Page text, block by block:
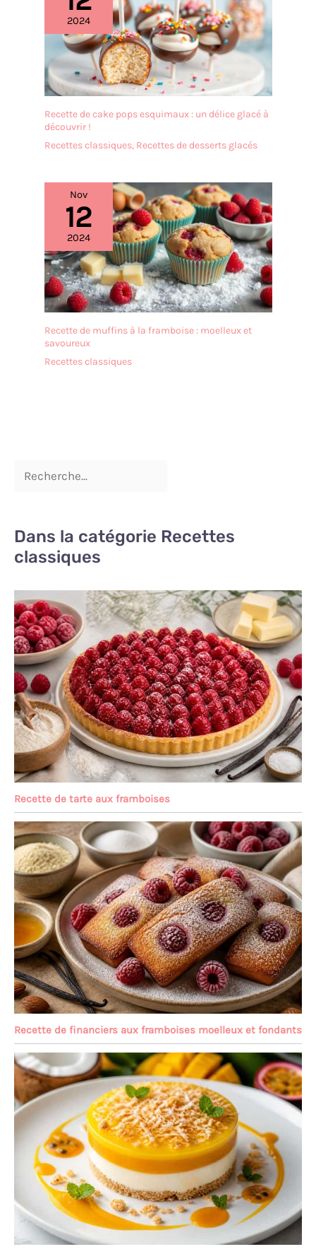
dîners de famille ou le thé
de l'après-midi
des bactéries Largement
utilisé : les robinets
multifonctions résistent
aux hautes et basses
températures, adaptés
pour les glaçons, les
frits, etc. Parfait pour les
mariages, les bars, les
famille ou la préparation
du thé de l'après-midi
2024
Recette de cake pops esquimaux : un délice glacé à
découvrir !
Recettes classiques, Recettes de desserts glacés
Nov
12
2024
Recette de muffins à la framboise : moelleux et
savoureux
Recettes classiques
Dans la catégorie Recettes
classiques
Recette de tarte aux framboises
Recette de financiers aux framboises moelleux et fondants